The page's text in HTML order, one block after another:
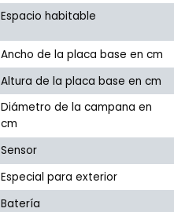
Espacio habitable
Ancho de la placa base en cm
Altura de la placa base en cm
Diámetro de la campana en
cm
Sensor
Especial para exterior
Batería